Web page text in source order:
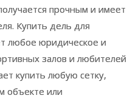
прочным и имеет
Купить дель для
любое юридическое и
залов и любителей
купить любую сетку,
объекте или
прочным и имеет
Купить дель для
любое юридическое и
залов и любителей
купить любую сетку,
объекте или